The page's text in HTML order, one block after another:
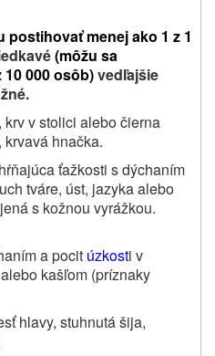
postihovať menej ako 1 z 1
(môžu sa
000 osôb)vedľajšie
v stolici alebo čierna
hnačka.
ťažkosti s dýchaním
tváre, úst, jazyka alebo
s kožnou vyrážkou.
a pocit úzkosti v
kašľom (príznaky
hlavy, stuhnutá šija,